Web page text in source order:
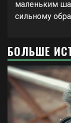
маленьким
сильному
БОЛЬШЕ